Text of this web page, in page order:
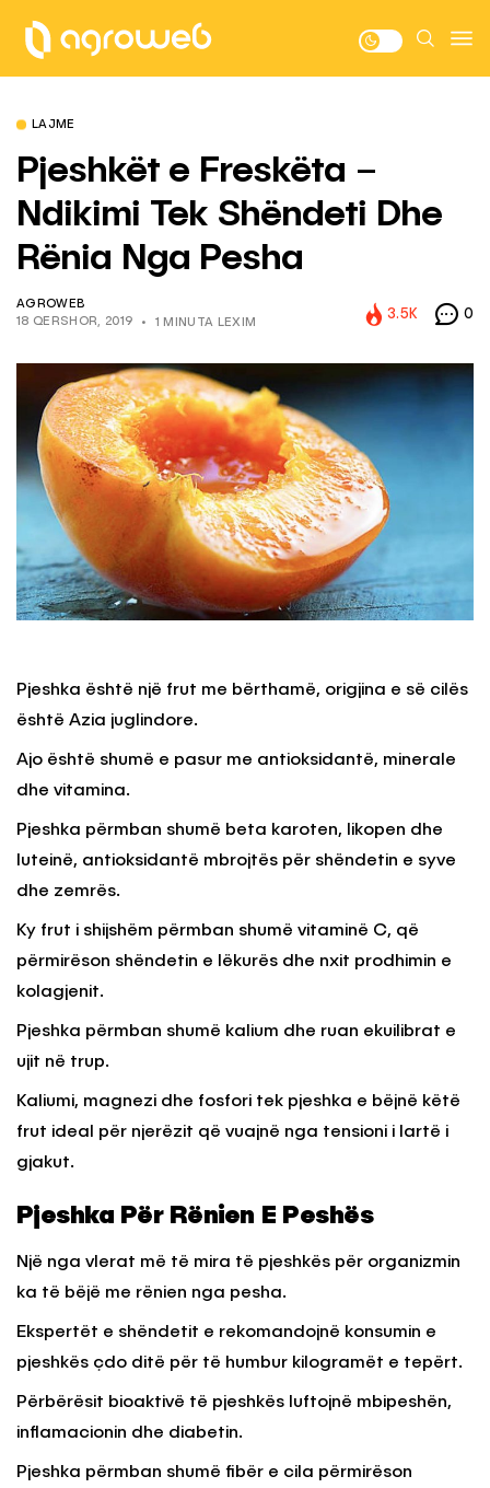
LAJME
Pjeshkët e Freskëta –
Ndikimi Tek Shëndeti Dhe
Rënia Nga Pesha
AGROWEB
18 QERSHOR, 2019
1 MINUTA LEXIM
3.5K 0
Pjeshka është një frut me bërthamë, origjina e së cilës
është Azia juglindore.
Ajo është shumë e pasur me antioksidantë, minerale
dhe vitamina.
Pjeshka përmban shumë beta karoten, likopen dhe
luteinë, antioksidantë mbrojtës për shëndetin e syve
dhe zemrës.
Ky frut i shijshëm përmban shumë vitaminë C, që
përmirëson shëndetin e lëkurës dhe nxit prodhimin e
kolagjenit.
Pjeshka përmban shumë kalium dhe ruan ekuilibrat e
ujit në trup.
Kaliumi, magnezi dhe fosfori tek pjeshka e bëjnë këtë
frut ideal për njerëzit që vuajnë nga tensioni i lartë i
gjakut.
Pjeshka Për Rënien E Peshës
Një nga vlerat më të mira të pjeshkës për organizmin
ka të bëjë me rënien nga pesha.
Ekspertët e shëndetit e rekomandojnë konsumin e
pjeshkës çdo ditë për të humbur kilogramët e tepërt.
Përbërësit bioaktivë të pjeshkës luftojnë mbipeshën,
inflamacionin dhe diabetin.
Pjeshka përmban shumë fibër e cila përmirëson